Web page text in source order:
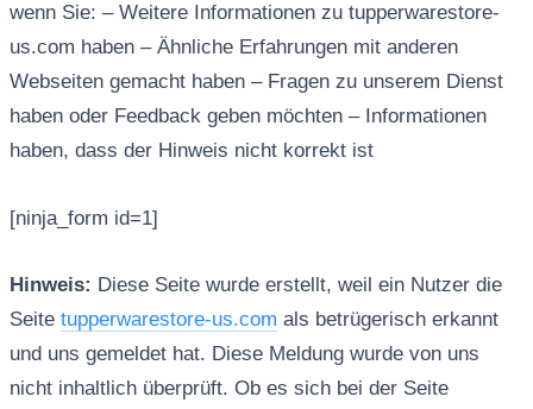
wenn Sie: – Weitere Informationen zu tupperwarestore-
us.com haben – Ähnliche Erfahrungen mit anderen
Webseiten gemacht haben – Fragen zu unserem Dienst
haben oder Feedback geben möchten – Informationen
haben, dass der Hinweis nicht korrekt ist
[ninja_form id=1]
Hinweis: Diese Seite wurde erstellt, weil ein Nutzer die
Seite tupperwarestore-us.com als betrügerisch erkannt
und uns gemeldet hat. Diese Meldung wurde von uns
nicht inhaltlich überprüft. Ob es sich bei der Seite